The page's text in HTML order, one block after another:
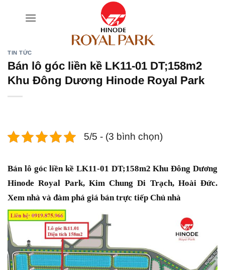
TIN TỨC
Bán lô góc liền kề LK11-01 DT;158m2
Khu Đông Dương Hinode Royal Park
5/5 - (3 bình chọn)
Bán lô góc liền kề LK11-01 DT;158m2 Khu Đông Dương
Hinode Royal Park, Kim Chung Di Trạch, Hoài Đức.
Xem nhà và đàm phá giá bán trực tiếp Chủ nhà